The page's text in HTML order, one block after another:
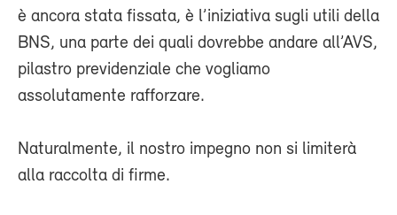
è ancora stata fissata, è l’iniziativa sugli utili della
BNS, una parte dei quali dovrebbe andare all’AVS,
pilastro previdenziale che vogliamo
assolutamente rafforzare.
Naturalmente, il nostro impegno non si limiterà
alla raccolta di firme.